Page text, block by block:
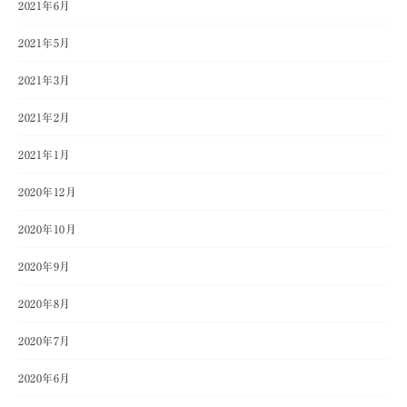
2021年6月
2021年5月
2021年3月
2021年2月
2021年1月
2020年12月
2020年10月
2020年9月
2020年8月
2020年7月
2020年6月